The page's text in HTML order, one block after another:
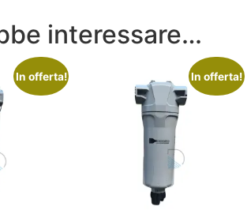
interessare…
In offerta! In offerta!